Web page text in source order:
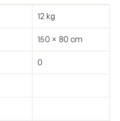
12 kg
150 × 80 cm
0